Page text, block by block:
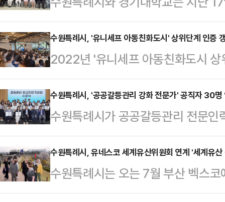
원공원에 에이아이(AI) 자율순찰로
완하고, 시민이 안심할 수 있는 공
2억 원으로 국비 1억 원, 시비
다.시…
퍼스 조성 추진단' 위촉식을 열고,
다고 18일 밝혔다.위촉식은 위촉장
소개, 참석자 소통의 시간 등으로
육국장, 장순웅 창의공과대학장, 추
조성 추진단은 청년들의 자발적인
화를 확산하는 역할을 한다. 탄소중
경교육, 아이디어 …
수원특례시, '유니세프 아동친화도시' 상위단계 인증
2022년 '유니세프 아동친화도시
에서 아홉 번째, 경기도에서는 최초
다.2017년 9월, 유니세프 한국위원
원시는 2022년 5월 '유니세프 아동
다.아동친화도시는 18세 미만 모든
시, 어린이와 청소년이 살기 좋은
엔아동권리협약의 기본 정신을 실
다.인증 이후 유니세…
수원특례시, '공공갈등관리 강화 전문가' 공직자 30명
수원특례시가 공공갈등관리 전문
RISE) 사업단' 산하 분쟁해결연구
정'을 운영하고, 공직자 수료생 30
서 수료식을 열고, 교육생 30명에
을 수여했다.갈등관리 최고전문가
수원특례시, 유네스코 세계유산위원회 연계 '세계유
수원특례시는 오는 7월 부산 벡스
위원회'와 연계해 '세계유산 전문가